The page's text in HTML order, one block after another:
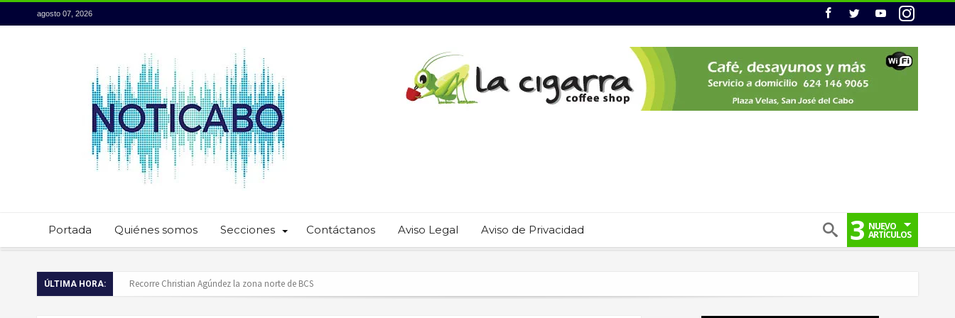
agosto 07, 2026
Portada Quiénes somos Secciones Contáctanos Aviso Legal Aviso de Privacidad 3 NUEVO
ARTÍCULOS
ÚLTIMA HORA:
Baja California Sur presume su talento culinario: 22 restaurantes reciben las placas de la Guía MICHELIN 2026